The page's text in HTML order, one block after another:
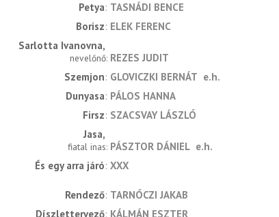
Petya TASNÁDI BENCE
Borisz ELEK FERENC
Sarlotta Ivanovna
nevelőnő REZES JUDIT
Szemjon GLOVICZKI BERNÁT e.h.
Dunyasa PÁLOS HANNA
Firsz SZACSVAY LÁSZLÓ
Jasa
fiatal inas PÁSZTOR DÁNIEL e.h.
És egy arra járó XXX
rendező TARNÓCZI JAKAB
díszlettervező KÁLMÁN ESZTER